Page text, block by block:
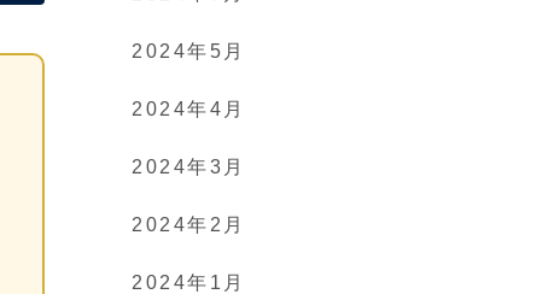
2024年5月
2024年4月
2024年3月
2024年2月
2024年1月